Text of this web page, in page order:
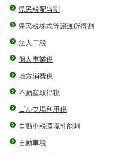
県民税配当割
県民税株式等譲渡所得割
法人二税
個人事業税
地方消費税
不動産取得税
ゴルフ場利用税
自動車税環境性能割
自動車税